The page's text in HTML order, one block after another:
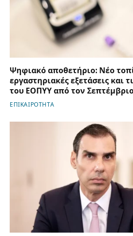
Ψηφιακό αποθετήριο: Νέο
εργαστηριακές εξετάσεις και
του ΕΟΠΥΥ από τον
ΕΠΙΚΑΙΡΟΤΗΤΑ